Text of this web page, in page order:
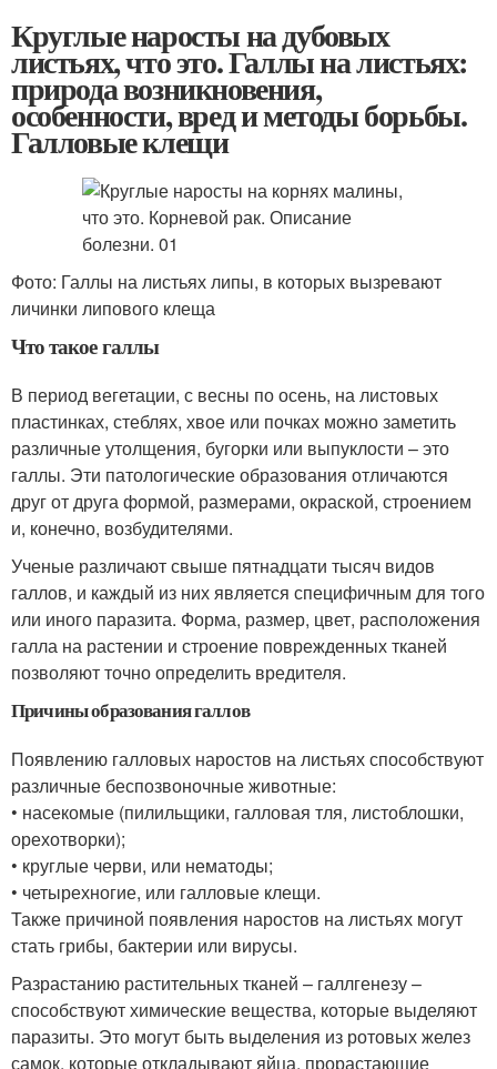
Круглые наросты на дубовых
листьях, что это. Галлы на листьях:
природа возникновения,
особенности, вред и методы борьбы.
Галловые клещи
Фото: Галлы на листьях липы, в которых вызревают
личинки липового клеща
Что такое галлы
В период вегетации, с весны по осень, на листовых
пластинках, стеблях, хвое или почках можно заметить
различные утолщения, бугорки или выпуклости – это
галлы. Эти патологические образования отличаются
друг от друга формой, размерами, окраской, строением
и, конечно, возбудителями.
Ученые различают свыше пятнадцати тысяч видов
галлов, и каждый из них является специфичным для того
или иного паразита. Форма, размер, цвет, расположения
галла на растении и строение поврежденных тканей
позволяют точно определить вредителя.
Причины образования галлов
Появлению галловых наростов на листьях способствуют
различные беспозвоночные животные:
• насекомые (пилильщики, галловая тля, листоблошки,
орехотворки);
• круглые черви, или нематоды;
• четырехногие, или галловые клещи.
Также причиной появления наростов на листьях могут
стать грибы, бактерии или вирусы.
Разрастанию растительных тканей – галлгенезу –
способствуют химические вещества, которые выделяют
паразиты. Это могут быть выделения из ротовых желез
самок, которые откладывают яйца, прорастающие